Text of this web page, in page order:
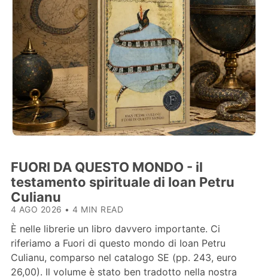
FUORI DA QUESTO MONDO - il
testamento spirituale di Ioan Petru
Culianu
4 AGO 2026 • 4 MIN READ
È nelle librerie un libro davvero importante. Ci
riferiamo a Fuori di questo mondo di Ioan Petru
Culianu, comparso nel catalogo SE (pp. 243, euro
26,00). Il volume è stato ben tradotto nella nostra